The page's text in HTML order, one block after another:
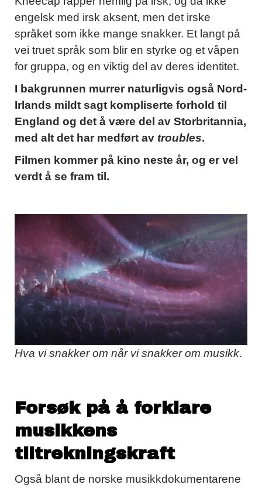
engelsk med irsk aksent, men det irske
språket som ikke mange snakker. Et langt på
vei truet språk som blir en styrke og et våpen
for gruppa, og en viktig del av deres identitet.
I bakgrunnen murrer naturligvis også Nord-
Irlands mildt sagt kompliserte forhold til
England og det å være del av Storbritannia,
med alt det har medført av troubles.
Filmen kommer på kino neste år, og er vel
verdt å se fram til.
Hva vi snakker om når vi snakker om musikk.
Forsøk på å forklare
musikkens
tiltrekningskraft
Også blant de norske musikkdokumentarene